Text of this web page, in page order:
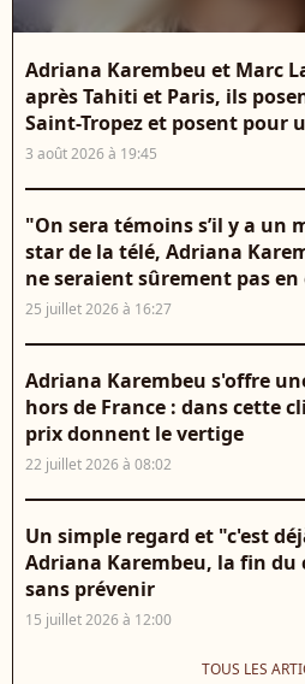
Adriana Karembeu et Marc
après Tahiti et Paris, ils
Saint-Tropez et posent pour
3 août 2026 à 19:45
"On sera témoins s’il y a un
star de la télé, Adriana
ne seraient sûrement pas
25 juillet 2026 à 16:27
Adriana Karembeu s'offre
hors de France : dans cette
prix donnent le vertige
22 juillet 2026 à 08:02
Un simple regard et "c'est
Adriana Karembeu, la fin
sans prévenir
15 juillet 2026 à 12:00
TOUS LES